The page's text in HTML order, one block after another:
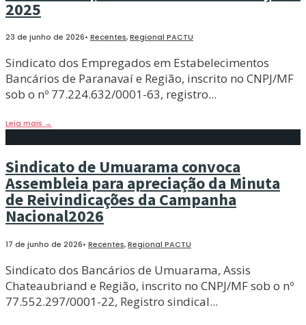
2025
23 de junho de 2026• Recentes,Regional PACTU
Sindicato dos Empregados em Estabelecimentos
Bancários de Paranavaí e Região, inscrito no CNPJ/MF
sob o nº 77.224.632/0001-63, registro...
Leia mais →
Sindicato de Umuarama convoca
Assembleia para apreciação da Minuta
de Reivindicações da Campanha
Nacional2026
17 de junho de 2026• Recentes,Regional PACTU
Sindicato dos Bancários de Umuarama, Assis
Chateaubriand e Região, inscrito no CNPJ/MF sob o nº
77.552.297/0001-22, Registro sindical...